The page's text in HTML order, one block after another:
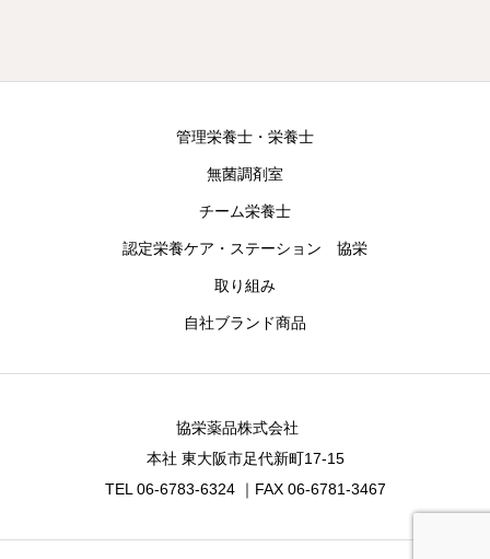
管理栄養士・栄養士
無菌調剤室
チーム栄養士
認定栄養ケア・ステーション 協栄
取り組み
自社ブランド商品
協栄薬品株式会社
本社 東大阪市足代新町17-15
TEL 06-6783-6324 ｜FAX 06-6781-3467